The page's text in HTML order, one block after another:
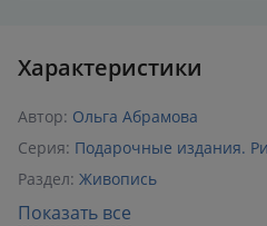
Характеристики
Автор: Ольга Абрамова
Серия: Подарочные издания.
Раздел: Живопись
Издательство:
Показать все